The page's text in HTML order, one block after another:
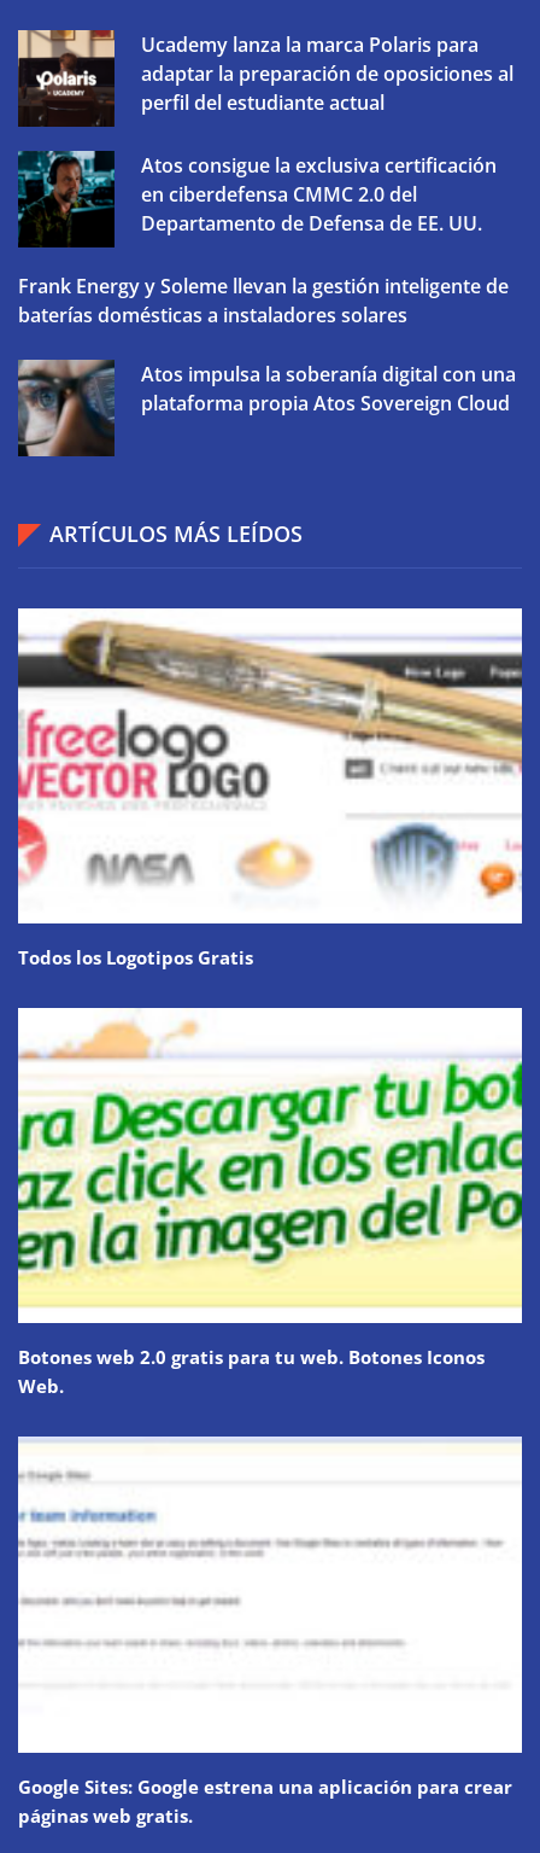
Ucademy lanza la marca Polaris para
adaptar la preparación de oposiciones al
perfil del estudiante actual
Atos consigue la exclusiva certificación
en ciberdefensa CMMC 2.0 del
Departamento de Defensa de EE. UU.
Frank Energy y Soleme llevan la gestión inteligente de
baterías domésticas a instaladores solares
Atos impulsa la soberanía digital con una
plataforma propia Atos Sovereign Cloud
ARTÍCULOS MÁS LEÍDOS
Todos los Logotipos Gratis
Botones web 2.0 gratis para tu web. Botones Iconos
Web.
Google Sites: Google estrena una aplicación para crear
páginas web gratis.